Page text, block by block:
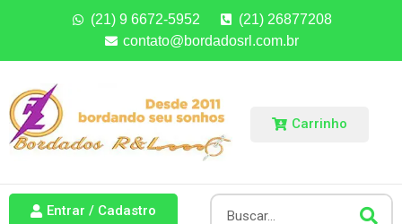
(21) 9 6672-5952
(21) 26877208
contato@bordadosrl.com.br
Carrinho
Entrar / Cadastro